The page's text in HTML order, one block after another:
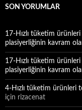
SON YORUMLAR
17-Hızlı tüketim ürünleri
plasiyerliğinin kavram
17-Hızlı tüketim ürünleri
plasiyerliğinin kavram
4-Hızlı tüketim ürünleri
için rizacenat